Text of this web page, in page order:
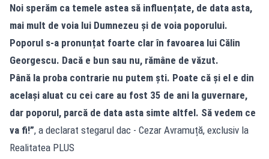
Noi sperăm ca temele astea să influențate, de data asta,
mai mult de voia lui Dumnezeu și de voia poporului.
Poporul s-a pronunțat foarte clar în favoarea lui Călin
Georgescu. Dacă e bun sau nu, rămâne de văzut.
Până la proba contrarie nu putem ști. Poate că și el e din
același aluat cu cei care au fost 35 de ani la guvernare,
dar poporul, parcă de data asta simte altfel. Să vedem ce
va fi!”, a declarat stegarul dac - Cezar Avramuță, exclusiv la
Realitatea PLUS